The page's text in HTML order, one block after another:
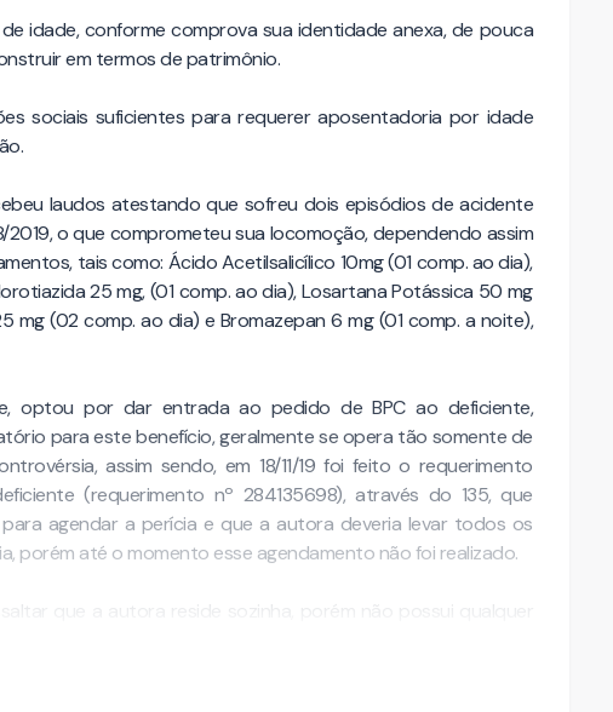
idade, conforme comprova sua identidade anexa, de pouca
em termos de patrimônio.
sociais suficientes para requerer aposentadoria por idade
laudos atestando que sofreu dois episódios de acidente
o que comprometeu sua locomoção, dependendo assim
tais como: Ácido Acetilsalicílico 10mg (01 comp. ao dia),
25 mg, (01 comp. ao dia), Losartana Potássica 50 mg
(02 comp. ao dia) e Bromazepan 6 mg (01 comp. a noite),
optou por dar entrada ao pedido de BPC ao deficiente,
para este benefício, geralmente se opera tão somente de
assim sendo, em 18/11/19 foi feito o requerimento
(requerimento nº 284135698), através do 135, que
agendar a perícia e que a autora deveria levar todos os
porém até o momento esse agendamento não foi realizado.
que a autora reside sozinha, porém não possui qualquer